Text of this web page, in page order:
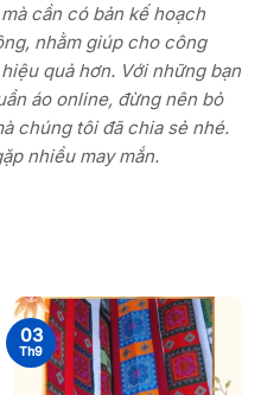
cần có bản kế hoạch
nhằm giúp cho công
quả hơn. Với những bạn
áo online, đừng nên bỏ
chúng tôi đã chia sẻ nhé.
nhiều may mắn.
03
Th9